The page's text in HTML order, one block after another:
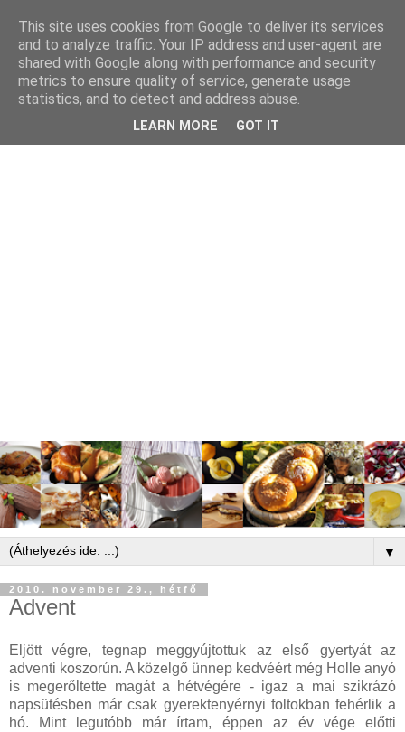
▼
2010. november 29., hétfő
Advent
Eljött végre, tegnap meggyújtottuk az első gyertyát az
adventi koszorún. A közelgő ünnep kedvéért még Holle anyó
is megerőltette magát a hétvégére - igaz a mai szikrázó
napsütésben már csak gyerektenyérnyi foltokban fehérlik a
hó. Mint legutóbb már írtam, éppen az év vége előtti
This site uses cookies from Google to deliver its services
and to analyze traffic. Your IP address and user-agent are
shared with Google along with performance and security
metrics to ensure quality of service, generate usage
statistics, and to detect and address abuse.
LEARN MORE GOT IT